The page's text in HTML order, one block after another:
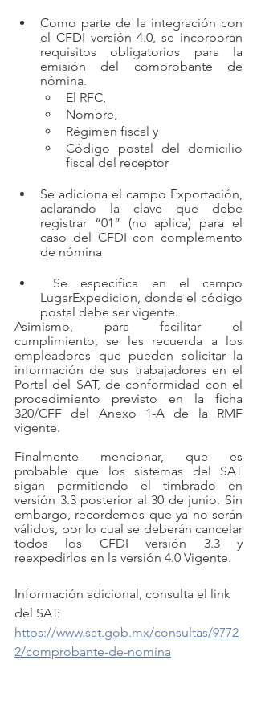
Como parte de la integración con
el CFDI versión 4.0, se incorporan
requisitos obligatorios para la
emisión del comprobante de
nómina.
El RFC,
Nombre,
Régimen fiscal y
Código postal del domicilio
fiscal del receptor
Se adiciona el campo Exportación,
aclarando la clave que debe
registrar “01” (no aplica) para el
caso del CFDI con complemento
de nómina
LugarExpedicion, donde el código
postal debe ser vigente.
Asimismo, para facilitar el
cumplimiento, se les recuerda a los
empleadores que pueden solicitar la
información de sus trabajadores en el
Portal del SAT, de conformidad con el
procedimiento previsto en la ficha
320/CFF del Anexo 1-A de la RMF
vigente.
Finalmente mencionar, que es
probable que los sistemas del SAT
sigan permitiendo el timbrado en
versión 3.3 posterior al 30 de junio. Sin
embargo, recordemos que ya no serán
válidos, por lo cual se deberán cancelar
todos los CFDI versión 3.3 y
reexpedirlos en la versión 4.0 Vigente.
Información adicional, consulta el link
del SAT:
https://www.sat.gob.mx/consultas/9772
2/comprobante-de-nomina